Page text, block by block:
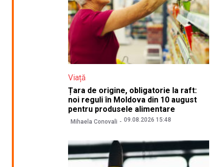
Viață
Țara de origine, obligatorie la raft:
noi reguli în Moldova din 10 august
pentru produsele alimentare
Mihaela Conovali 09.08.2026 15:48